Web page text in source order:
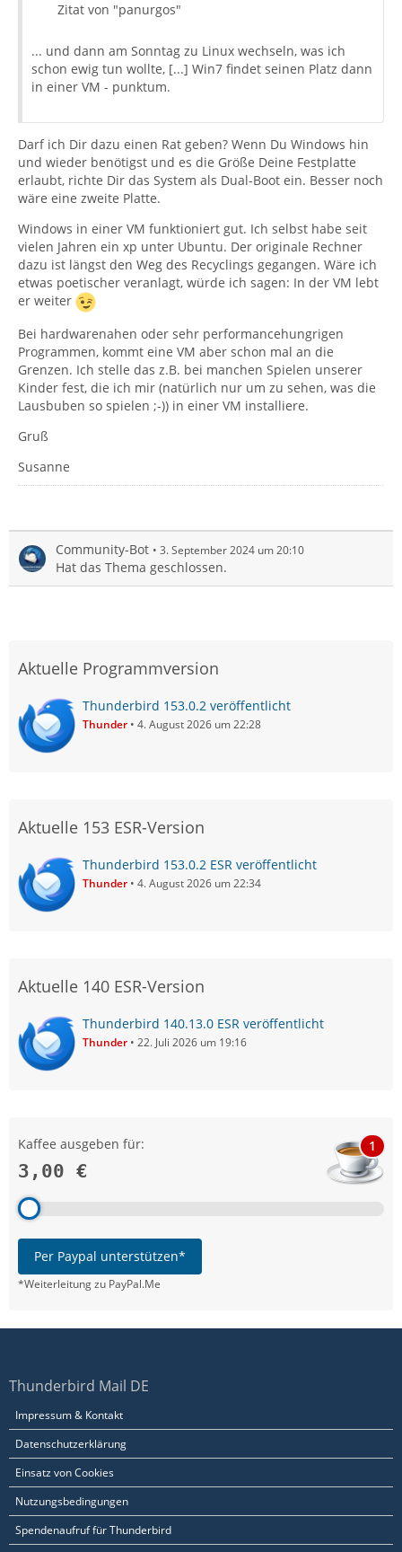
Zitat von "panurgos"
... und dann am Sonntag zu Linux wechseln, was ich
schon ewig tun wollte, [...] Win7 findet seinen Platz dann
in einer VM - punktum.
Darf ich Dir dazu einen Rat geben? Wenn Du Windows hin
und wieder benötigst und es die Größe Deine Festplatte
erlaubt, richte Dir das System als Dual-Boot ein. Besser noch
wäre eine zweite Platte.
Windows in einer VM funktioniert gut. Ich selbst habe seit
vielen Jahren ein xp unter Ubuntu. Der originale Rechner
dazu ist längst den Weg des Recyclings gegangen. Wäre ich
etwas poetischer veranlagt, würde ich sagen: In der VM lebt
er weiter
Bei hardwarenahen oder sehr performancehungrigen
Programmen, kommt eine VM aber schon mal an die
Grenzen. Ich stelle das z.B. bei manchen Spielen unserer
Kinder fest, die ich mir (natürlich nur um zu sehen, was die
Lausbuben so spielen ;-)) in einer VM installiere.
Gruß
Susanne
Community-Bot 3. September 2024 um 20:10
Hat das Thema geschlossen.
Aktuelle Programmversion
Thunderbird 153.0.2 veröffentlicht
Thunder 4. August 2026 um 22:28
Aktuelle 153 ESR-Version
Thunderbird 153.0.2 ESR veröffentlicht
Thunder 4. August 2026 um 22:34
Aktuelle 140 ESR-Version
Thunderbird 140.13.0 ESR veröffentlicht
Thunder 22. Juli 2026 um 19:16
Kaffee ausgeben für:
3,00 €
1
Per Paypal unterstützen*
*Weiterleitung zu PayPal.Me
Thunderbird Mail DE
Impressum & Kontakt
Datenschutzerklärung
Einsatz von Cookies
Nutzungsbedingungen
Spendenaufruf für Thunderbird